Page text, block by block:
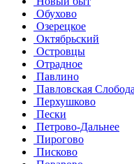
Обухово
Озерецкое
Октябрьский
Островцы
Отрадное
Павлино
Павловская Слобода
Перхушково
Пески
Петрово-Дальнее
Пирогово
Писково